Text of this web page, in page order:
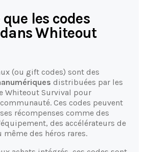
les codes
Whiteout
(ou gift codes) sont des
distribuées par les
Whiteout Survival pour
Ces codes peuvent
récompenses comme des
des accélérateurs de
des héros rares.